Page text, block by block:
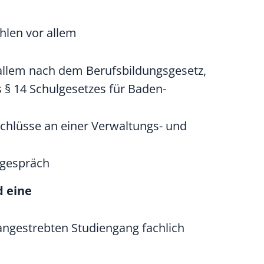
vor allem
nach dem Berufsbildungsgesetz,
14 Schulgesetzes für Baden-
an einer Verwaltungs- und
eine
Studiengang fachlich